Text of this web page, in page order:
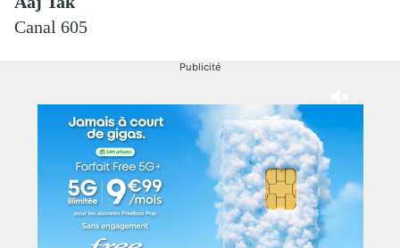
Canal 605
Publicité